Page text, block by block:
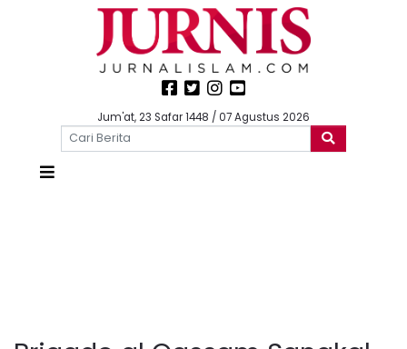
Jum'at, 23 Safar 1448 / 07 Agustus 2026